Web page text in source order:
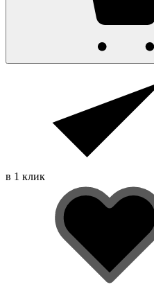
в 1 клик